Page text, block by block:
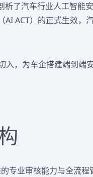
了汽车行业人工智能
ACT）的正式生效，
入，为车企搭建端到端
专业审核能力与全流